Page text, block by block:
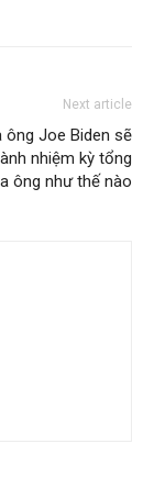
Next article
Joe Biden sẽ
nhiệm kỳ tổng
ông như thế nào